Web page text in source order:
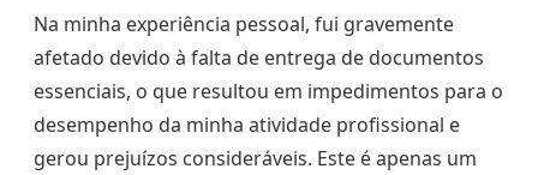
Na minha experiência pessoal, fui gravemente
afetado devido à falta de entrega de documentos
essenciais, o que resultou em impedimentos para o
desempenho da minha atividade profissional e
gerou prejuízos consideráveis. Este é apenas um